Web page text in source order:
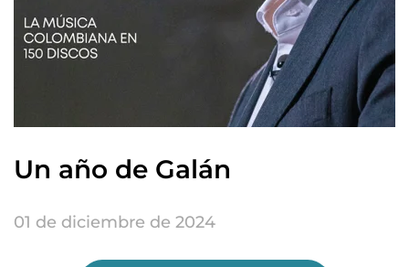
Un año de Galán
01 de diciembre de 2024